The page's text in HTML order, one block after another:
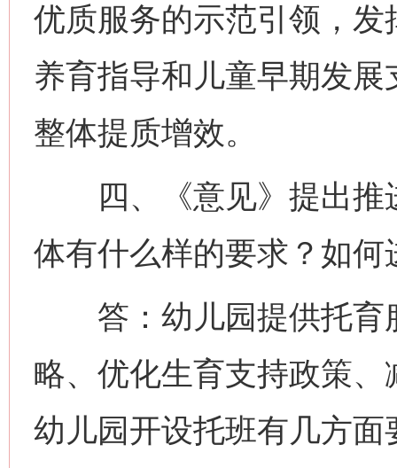
优质服务的示范引领，
养育指导和儿童早期发
整体提质增效。
四、《意见》提出推
体有什么样的要求？如
答：幼儿园提供托育
略、优化生育支持政策
幼儿园开设托班有几方